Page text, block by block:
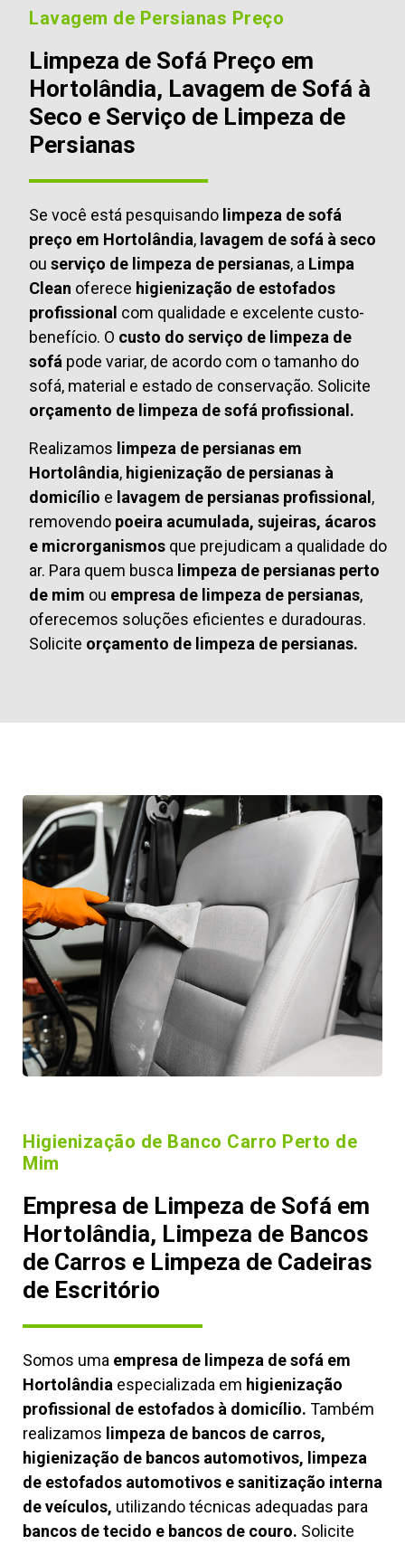
Lavagem de Persianas Preço
Limpeza de Sofá Preço em
Hortolândia, Lavagem de Sofá à
Seco e Serviço de Limpeza de
Persianas
Se você está pesquisando limpeza de sofá
preço em Hortolândia, lavagem de sofá à seco
ou serviço de limpeza de persianas, a Limpa
Clean oferece higienização de estofados
profissional com qualidade e excelente custo-
benefício. O custo do serviço de limpeza de
sofá pode variar, de acordo com o tamanho do
sofá, material e estado de conservação. Solicite
orçamento de limpeza de sofá profissional.
Realizamos limpeza de persianas em
Hortolândia, higienização de persianas à
domicílio e lavagem de persianas profissional,
removendo poeira acumulada, sujeiras, ácaros
e microrganismos que prejudicam a qualidade do
ar. Para quem busca limpeza de persianas perto
de mim ou empresa de limpeza de persianas,
oferecemos soluções eficientes e duradouras.
Solicite orçamento de limpeza de persianas.
Higienização de Banco Carro Perto de
Mim
Empresa de Limpeza de Sofá em
Hortolândia, Limpeza de Bancos
de Carros e Limpeza de Cadeiras
de Escritório
Somos uma empresa de limpeza de sofá em
Hortolândia especializada em higienização
profissional de estofados à domicílio. Também
realizamos limpeza de bancos de carros,
higienização de bancos automotivos, limpeza
de estofados automotivos e sanitização interna
de veículos, utilizando técnicas adequadas para
bancos de tecido e bancos de couro. Solicite